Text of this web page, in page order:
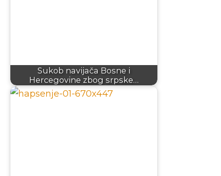
Sukob navijača Bosne i
Hercegovine zbog srpske…